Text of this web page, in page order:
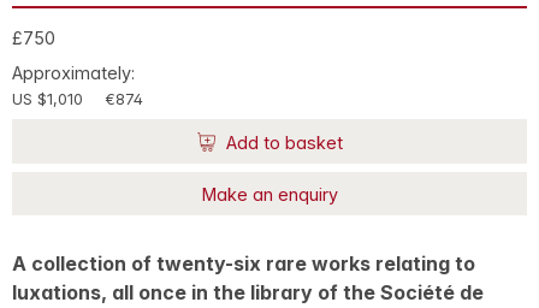
£750
Approximately:
US $1,010 €874
Add to basket
Make an enquiry
A collection of twenty-six rare works relating to
luxations, all once in the library of the Société de